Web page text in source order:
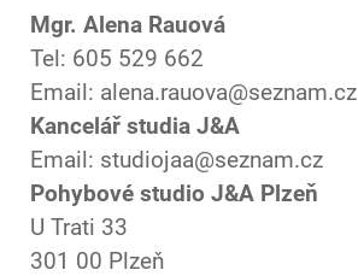
Mgr. Alena Rauová
Tel: 605 529 662
Email: alena.rauova@seznam.cz
Kancelář studia J&A
Email: studiojaa@seznam.cz
Pohybové studio J&A Plzeň
U Trati 33
301 00 Plzeň